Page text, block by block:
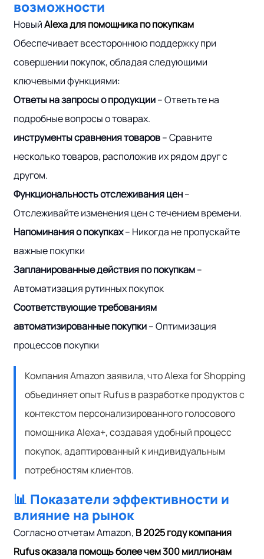
возможности
НовыйAlexa для помощника по покупкам
Обеспечивает всестороннюю поддержку при
совершении покупок, обладая следующими
ключевыми функциями:
Ответы на запросы о продукции– Ответьте на
подробные вопросы о товарах.
инструменты сравнения товаров– Сравните
несколько товаров, расположив их рядом друг с
другом.
Функциональность отслеживания цен–
Отслеживайте изменения цен с течением времени.
Напоминания о покупках– Никогда не пропускайте
важные покупки
Запланированные действия по покупкам–
Автоматизация рутинных покупок
Соответствующие требованиям
автоматизированные покупки– Оптимизация
процессов покупки
Компания Amazon заявила, что Alexa for Shopping
объединяет опыт Rufus в разработке продуктов с
контекстом персонализированного голосового
помощника Alexa+, создавая удобный процесс
покупок, адаптированный к индивидуальным
потребностям клиентов.
📊 Показатели эффективности и
влияние на рынок
Согласно отчетам Amazon, В 2025 году компания
Rufus оказала помощь более чем 300 миллионам